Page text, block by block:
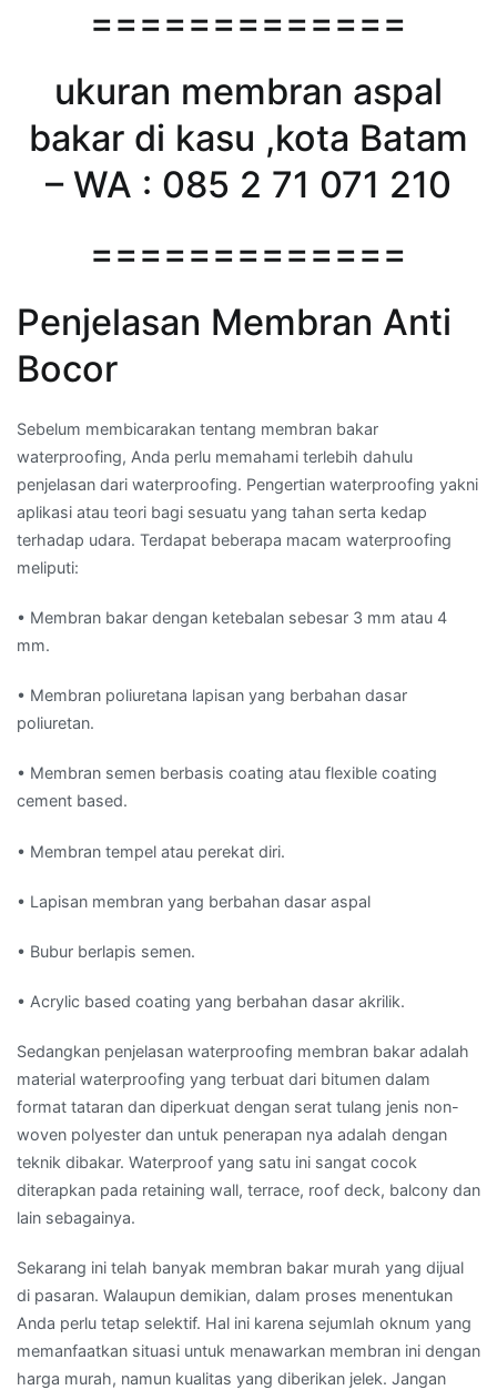
=============
ukuran membran aspal
bakar di kasu ,kota Batam
– WA : 085 2 71 071 210
=============
Penjelasan Membran Anti
Bocor
Sebelum membicarakan tentang membran bakar
waterproofing, Anda perlu memahami terlebih dahulu
penjelasan dari waterproofing. Pengertian waterproofing yakni
aplikasi atau teori bagi sesuatu yang tahan serta kedap
terhadap udara. Terdapat beberapa macam waterproofing
meliputi:
• Membran bakar dengan ketebalan sebesar 3 mm atau 4
mm.
• Membran poliuretana lapisan yang berbahan dasar
poliuretan.
• Membran semen berbasis coating atau flexible coating
cement based.
• Membran tempel atau perekat diri.
• Lapisan membran yang berbahan dasar aspal
• Bubur berlapis semen.
• Acrylic based coating yang berbahan dasar akrilik.
Sedangkan penjelasan waterproofing membran bakar adalah
material waterproofing yang terbuat dari bitumen dalam
format tataran dan diperkuat dengan serat tulang jenis non-
woven polyester dan untuk penerapan nya adalah dengan
teknik dibakar. Waterproof yang satu ini sangat cocok
diterapkan pada retaining wall, terrace, roof deck, balcony dan
lain sebagainya.
Sekarang ini telah banyak membran bakar murah yang dijual
di pasaran. Walaupun demikian, dalam proses menentukan
Anda perlu tetap selektif. Hal ini karena sejumlah oknum yang
memanfaatkan situasi untuk menawarkan membran ini dengan
harga murah, namun kualitas yang diberikan jelek. Jangan